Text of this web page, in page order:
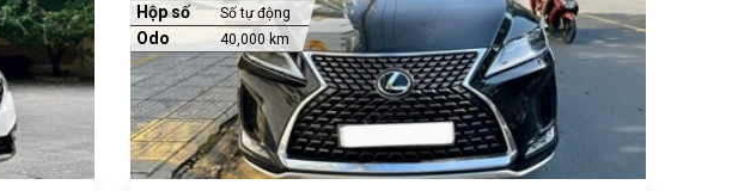
Hộp số Số tự động
Odo 40,000 km